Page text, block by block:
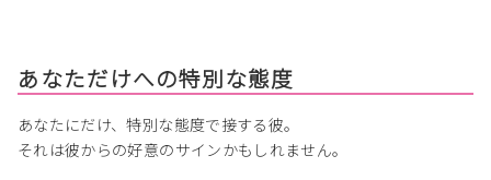
あなただけへの特別な態度
あなたにだけ、特別な態度で接する彼。
それは彼からの好意のサインかもしれません。